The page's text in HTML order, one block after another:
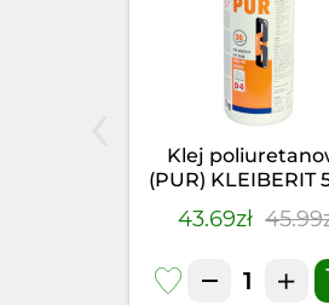
Klej
(PUR) KLEIBERIT
(1kg)
43.69zł